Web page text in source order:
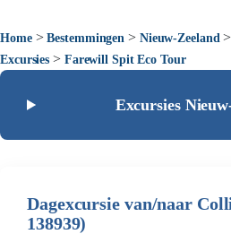
Home>Bestemmingen > Nieuw-Zeeland
Excursies > Farewill Spit Eco Tour
Excursies
Dagexcursie van/naar
138939)